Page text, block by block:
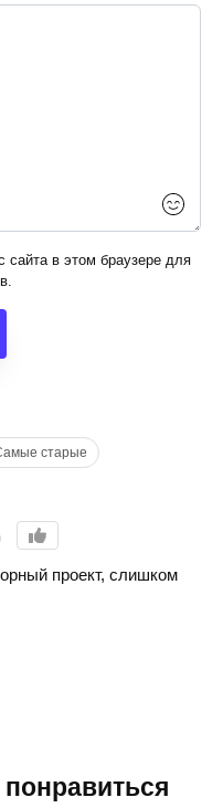
в этом браузере для
старые
проект, слишком